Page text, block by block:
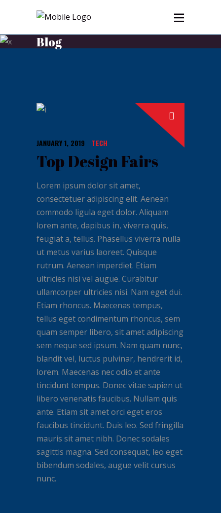
Blog
JANUARY 1, 2019 TECH
Top Design Fairs
Lorem ipsum dolor sit amet,
consectetuer adipiscing elit. Aenean
commodo ligula eget dolor. Aliquam
lorem ante, dapibus in, viverra quis,
feugiat a, tellus. Phasellus viverra nulla
ut metus varius laoreet. Quisque
rutrum. Aenean imperdiet. Etiam
ultricies nisi vel augue. Curabitur
ullamcorper ultricies nisi. Nam eget dui.
Etiam rhoncus. Maecenas tempus,
tellus eget condimentum rhoncus, sem
quam semper libero, sit amet adipiscing
sem neque sed ipsum. Nam quam nunc,
blandit vel, luctus pulvinar, hendrerit id,
lorem. Maecenas nec odio et ante
tincidunt tempus. Donec vitae sapien ut
libero venenatis faucibus. Nullam quis
ante. Etiam sit amet orci eget eros
faucibus tincidunt. Duis leo. Sed fringilla
mauris sit amet nibh. Donec sodales
sagittis magna. Sed consequat, leo eget
bibendum sodales, augue velit cursus
nunc.